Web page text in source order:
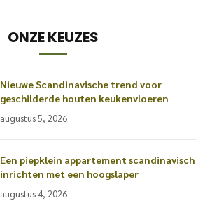
ONZE KEUZES
Nieuwe Scandinavische trend voor
geschilderde houten keukenvloeren
augustus 5, 2026
Een piepklein appartement scandinavisch
inrichten met een hoogslaper
augustus 4, 2026